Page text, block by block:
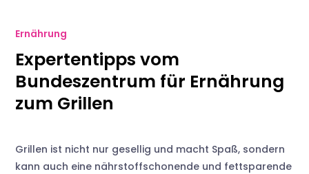
Ernährung
Expertentipps vom
Bundeszentrum für Ernährung
zum Grillen
Grillen ist nicht nur gesellig und macht Spaß, sondern
kann auch eine nährstoffschonende und fettsparende